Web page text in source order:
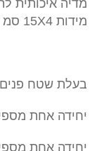
מדיה איכותית
מידות 15X4 סמ
בעלת שטח פנים
יחידה אחת מספיקה ל85 ליטר מים -